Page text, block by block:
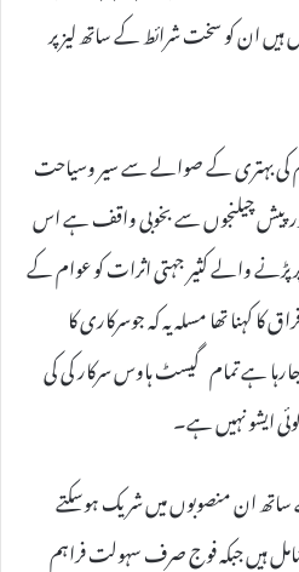
ان کو سخت شرائط کے ساتھ لیز پر
کی بہتری کے صوالے سے سیر وسیاحت
چیلنجوں سے بخوبی واقف ہے اس
والے کثیر جہتی اثرات کو عوام کے
کہنا تھا مسلہ یہ کہ جوسرکاری کا
ہے تمام گیسٹ ہاوس سرکار کی کی
ایشو نہیں ہے۔
ساتھ ان منصوبوں میں شریک ہوسکتے
ہیں جبکہ فوج صرف سہولت فراہم